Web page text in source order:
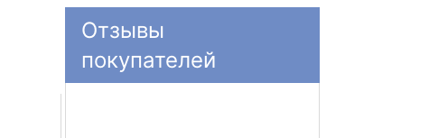
Отзывы
покупателей